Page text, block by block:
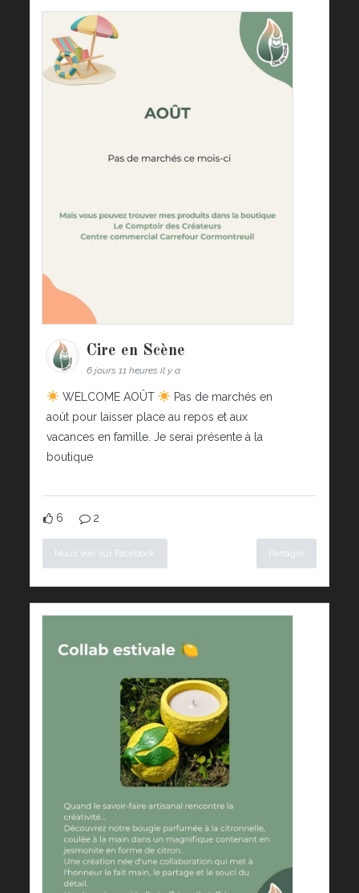
Cire en Scène
6 jours 11 heures il y a
WELCOME AOÛT
Pas de marchés en
août pour laisser place au repos et aux
vacances en famille. Je serai présente à la
boutique
6 2
Nous voir sur Facebook Partager